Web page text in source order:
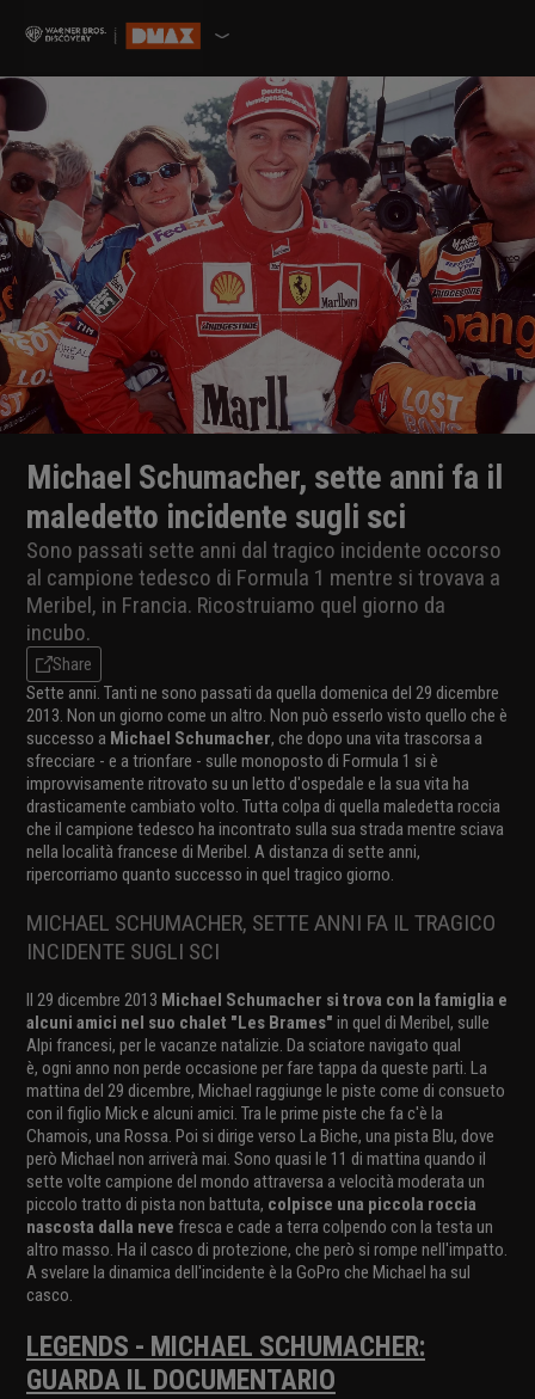
Michael Schumacher, sette anni fa il
maledetto incidente sugli sci
Sono passati sette anni dal tragico incidente occorso
al campione tedesco di Formula 1 mentre si trovava a
Meribel, in Francia. Ricostruiamo quel giorno da
incubo.
Share
Sette anni. Tanti ne sono passati da quella domenica del 29 dicembre
2013. Non un giorno come un altro. Non può esserlo visto quello che è
successo a Michael Schumacher, che dopo una vita trascorsa a
sfrecciare - e a trionfare - sulle monoposto di Formula 1 si è
improvvisamente ritrovato su un letto d'ospedale e la sua vita ha
drasticamente cambiato volto. Tutta colpa di quella maledetta roccia
che il campione tedesco ha incontrato sulla sua strada mentre sciava
nella località francese di Meribel. A distanza di sette anni,
ripercorriamo quanto successo in quel tragico giorno.
MICHAEL SCHUMACHER, SETTE ANNI FA IL TRAGICO
INCIDENTE SUGLI SCI
Il 29 dicembre 2013 Michael Schumacher si trova con la famiglia e
alcuni amici nel suo chalet "Les Brames" in quel di Meribel, sulle
Alpi francesi, per le vacanze natalizie. Da sciatore navigato qual
è, ogni anno non perde occasione per fare tappa da queste parti. La
mattina del 29 dicembre, Michael raggiunge le piste come di consueto
con il figlio Mick e alcuni amici. Tra le prime piste che fa c'è la
Chamois, una Rossa. Poi si dirige verso La Biche, una pista Blu, dove
però Michael non arriverà mai. Sono quasi le 11 di mattina quando il
sette volte campione del mondo attraversa a velocità moderata un
piccolo tratto di pista non battuta, colpisce una piccola roccia
nascosta dalla neve fresca e cade a terra colpendo con la testa un
altro masso. Ha il casco di protezione, che però si rompe nell'impatto.
A svelare la dinamica dell'incidente è la GoPro che Michael ha sul
casco.
LEGENDS - MICHAEL SCHUMACHER:
GUARDA IL DOCUMENTARIO